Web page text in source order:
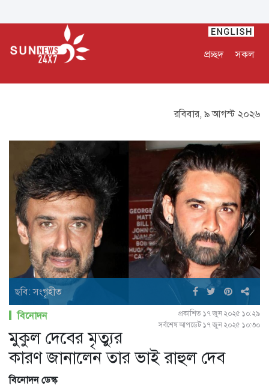
প্রচ্ছদ সকল
রবিবার, ৯ আগস্ট ২০২৬
ছবি: সংগৃহীত
বিনোদন
প্রকাশিত ১৭ জুন ২০২৫ ১০:২৯
সর্বশেষ আপডেট ১৭ জুন ২০২৫ ১০:৩০
মুকুল দেবের মৃত্যুর
কারণ জানালেন তার ভাই রাহুল দেব
বিনোদন ডেস্ক